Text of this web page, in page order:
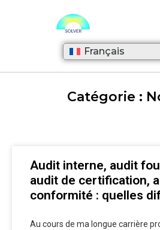
Français
Catégorie :
Audit interne, audit
audit de certification,
conformité : quelles
Au cours de ma longue carrière